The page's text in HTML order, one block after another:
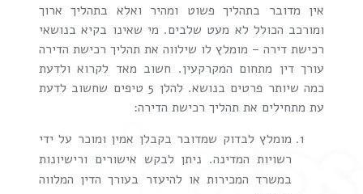
אין מדובר בתהליך פשוט ומהיר ואלא בתהליך ארוך
ומורכב הכולל לא מעט שלבים. מי שאינו בקיא בנושאי
רכישת דירה – מומלץ לו שילווה את תהליך רכישת הדירה
עורך דין מתחום המקרקעין. חשוב מאד לקרוא ולדעת
כמה שיותר פרטים בנושא. להלן 5 טיפים שחשוב לדעת
עת מתחילים את תהליך רכישת הדירה:
מומלץ לבדוק שמדובר בקבלן אמין ומוכר על ידי
רשויות המדינה. ניתן לבקש אישורים ורישיונות
במשרד המכירות או להיעזר בעורך הדין המלווה